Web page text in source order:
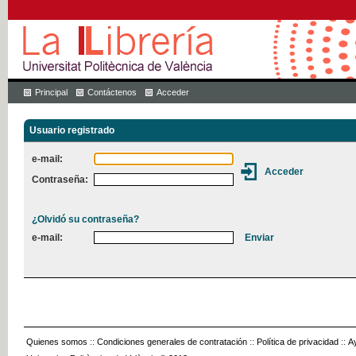
Principal Contáctenos Acceder
Usuario registrado
e-mail:
Contraseña:
¿Olvidó su contraseña?
e-mail:
Quienes somos :: Condiciones generales de contratación :: Política de privacidad ::